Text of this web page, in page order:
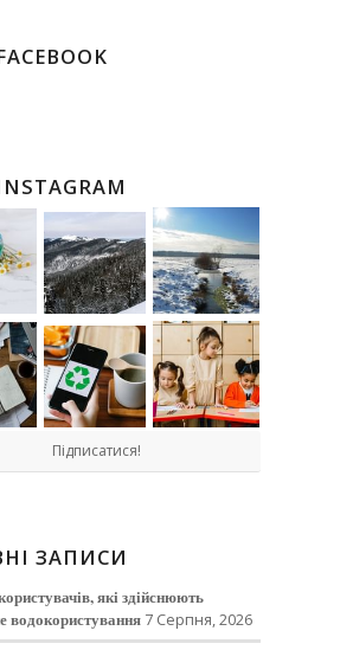
Підписатися!
ЗАПИСИ
які здійснюють
водокористування 7 Серпня, 2026